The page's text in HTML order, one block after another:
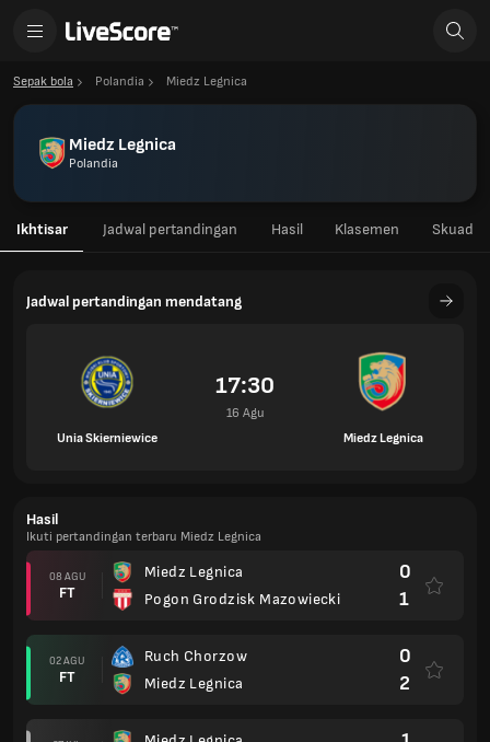
Sepak bola Polandia Miedz Legnica
Miedz Legnica
Polandia
Ikhtisar Jadwal pertandingan Hasil Klasemen Skuad
Jadwal pertandingan mendatang
Unia Skierniewice
17:30
16 Agu
Miedz Legnica
Hasil
Ikuti pertandingan terbaru Miedz Legnica
08 AGU
FT
Miedz Legnica
Pogon Grodzisk Mazowiecki
0
1
02 AGU
FT
Ruch Chorzow
Miedz Legnica
0
2